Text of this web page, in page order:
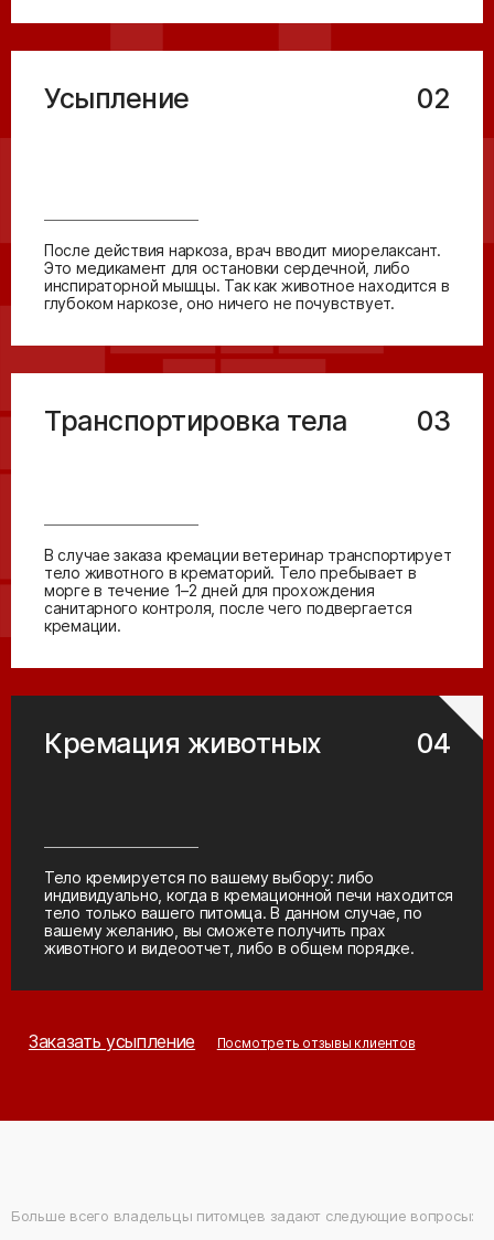
Усыпление 02
После действия наркоза, врач вводит миорелаксант.
Это медикамент для остановки сердечной, либо
инспираторной мышцы. Так как животное находится в
глубоком наркозе, оно ничего не почувствует.
Транспортировка тела 03
В случае заказа кремации ветеринар транспортирует
тело животного в крематорий. Тело пребывает в
морге в течение 1–2 дней для прохождения
санитарного контроля, после чего подвергается
кремации.
Кремация животных 04
Тело кремируется по вашему выбору: либо
индивидуально, когда в кремационной печи находится
тело только вашего питомца. В данном случае, по
вашему желанию, вы сможете получить прах
животного и видеоотчет, либо в общем порядке.
Заказать усыпление Посмотреть отзывы клиентов
Больше всего владельцы питомцев задают следующие вопросы: